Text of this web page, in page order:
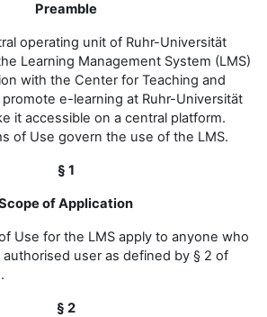
Preamble
operating unit of Ruhr-Universität
Learning Management System (LMS)
with the Center for Teaching and
e-learning at Ruhr-Universität
it accessible on a central platform.
of Use govern the use of the LMS.
§ 1
of Application
Use for the LMS apply to anyone who
authorised user as defined by § 2 of
§ 2